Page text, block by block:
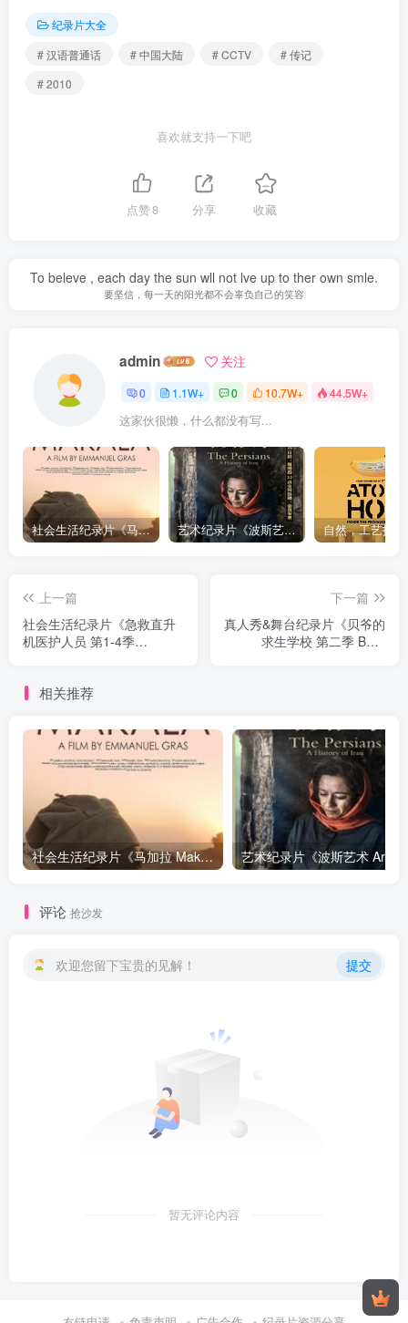
纪录片大全
# 汉语普通话
# 中国大陆 # CCTV
# 传记
# 2010
喜欢就支持一下吧
点赞8 分享 收藏
To beleve , each day the sun wll not lve up to ther own smle.
要坚信，每一天的阳光都不会辜负自己的笑容
admin 关注
0 1.1W+ 0 10.7W+ 44.5W+
这家伙很懒，什么都没有写...
社会生活纪录片《马加拉 Makala》下载 艺术纪录片《波斯艺术 Art of Persia》下载
上一篇
社会生活纪录片《急救直升
机医护人员 第1-4季
下一篇
真人秀&舞台纪录片《贝爷的
求生学校 第二季 Bear
相关推荐
社会生活纪录片《马加拉 Makala》下载
评论 抢沙发
欢迎您留下宝贵的见解！ 提交
暂无评论内容